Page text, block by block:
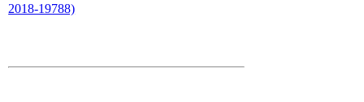
2018-19788)